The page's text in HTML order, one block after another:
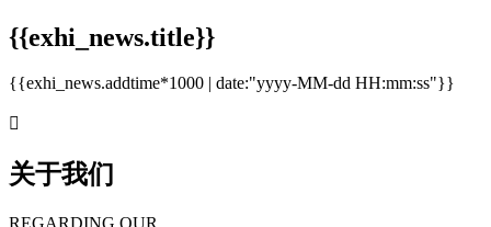
{{exhi_news.title}}
{{exhi_news.addtime*1000 | date:"yyyy-MM-dd HH:mm:ss"}}

关于我们